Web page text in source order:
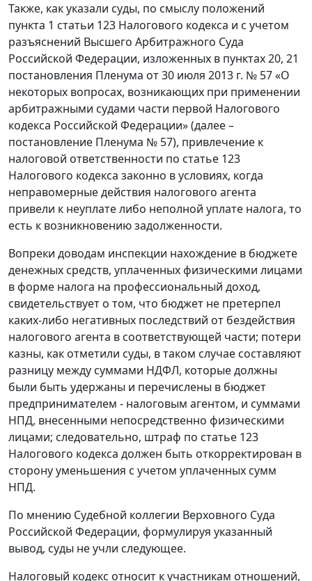
Также, как указали суды, по смыслу положений
пункта 1 статьи 123 Налогового кодекса и с учетом
разъяснений Высшего Арбитражного Суда
Российской Федерации, изложенных в пунктах 20, 21
постановления Пленума от 30 июля 2013 г. № 57 «О
некоторых вопросах, возникающих при применении
арбитражными судами части первой Налогового
кодекса Российской Федерации» (далее –
постановление Пленума № 57), привлечение к
налоговой ответственности по статье 123
Налогового кодекса законно в условиях, когда
неправомерные действия налогового агента
привели к неуплате либо неполной уплате налога, то
есть к возникновению задолженности.
Вопреки доводам инспекции нахождение в бюджете
денежных средств, уплаченных физическими лицами
в форме налога на профессиональный доход,
свидетельствует о том, что бюджет не претерпел
каких-либо негативных последствий от бездействия
налогового агента в соответствующей части; потери
казны, как отметили суды, в таком случае составляют
разницу между суммами НДФЛ, которые должны
были быть удержаны и перечислены в бюджет
предпринимателем - налоговым агентом, и суммами
НПД, внесенными непосредственно физическими
лицами; следовательно, штраф по статье 123
Налогового кодекса должен быть откорректирован в
сторону уменьшения с учетом уплаченных сумм
НПД.
По мнению Судебной коллегии Верховного Суда
Российской Федерации, формулируя указанный
вывод, суды не учли следующее.
Налоговый кодекс относит к участникам отношений,